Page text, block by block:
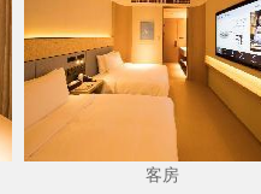
客房